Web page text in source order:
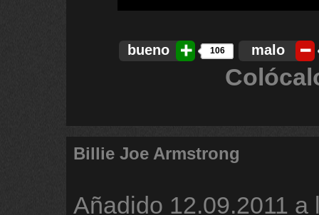
bueno 106 malo
Billie Joe Armstrong
Añadido 12.09.2011 a